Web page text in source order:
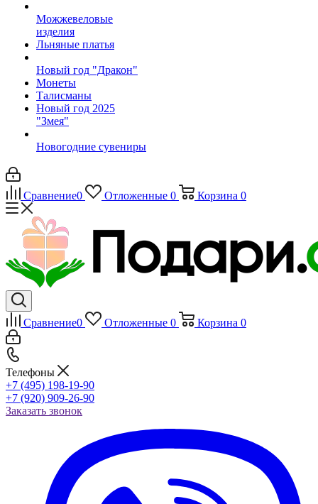
Можжевеловые
изделия
Льняные платья
Новый год "Дракон"
Монеты
Талисманы
Новый год 2025
"Змея"
Новогодние сувениры
Сравнение0 Отложенные 0 Корзина 0
Сравнение0 Отложенные 0 Корзина 0
Телефоны
+7 (495) 198-19-90
+7 (920) 909-26-90
Заказать звонок